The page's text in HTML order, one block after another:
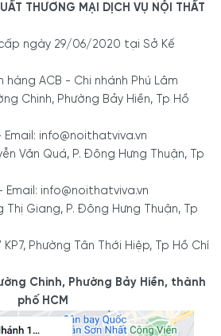
THƯƠNG MẠI DỊCH VỤ NỘI THẤT
ngày 29/06/2020 tại Sở Kế
hàng ACB - Chi nhánh Phú Lâm
Chinh, Phường Bảy Hiền, Tp Hồ
Email: info@noithatviva.vn
Văn Quá, P. Đông Hưng Thuận, Tp
Email: info@noithatviva.vn
Thị Giang, P. Đông Hưng Thuận, Tp
KP7, Phường Tân Thới Hiệp, Tp Hồ Chí
Chinh, Phường Bảy Hiền, thành
phố HCM